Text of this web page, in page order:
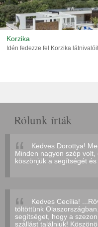
Korzika
Idén fedezze fel Korzika
Rólunk írták
Kedves Dorottya!
Minden nagyon szép
köszönjük a segítségét
Kedves Cecília!
töltöttünk
segítséget, hogy a
szállást találniuk!